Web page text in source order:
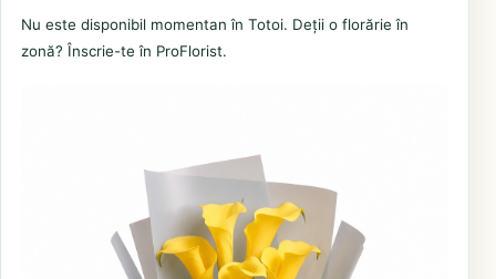
Nu este disponibil momentan în Totoi. Deții o florărie în
zonă? Înscrie-te în ProFlorist.